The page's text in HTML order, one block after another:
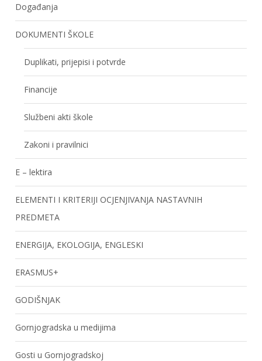
Događanja
DOKUMENTI ŠKOLE
Duplikati, prijepisi i potvrde
Financije
Službeni akti škole
Zakoni i pravilnici
E – lektira
ELEMENTI I KRITERIJI OCJENJIVANJA NASTAVNIH
PREDMETA
ENERGIJA, EKOLOGIJA, ENGLESKI
ERASMUS+
GODIŠNJAK
Gornjogradska u medijima
Gosti u Gornjogradskoj